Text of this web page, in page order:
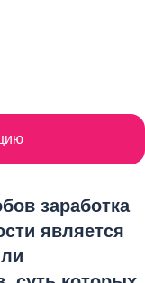
заработка
является